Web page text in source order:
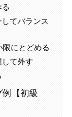
てバランス
にとどめる
て外す
例【初級